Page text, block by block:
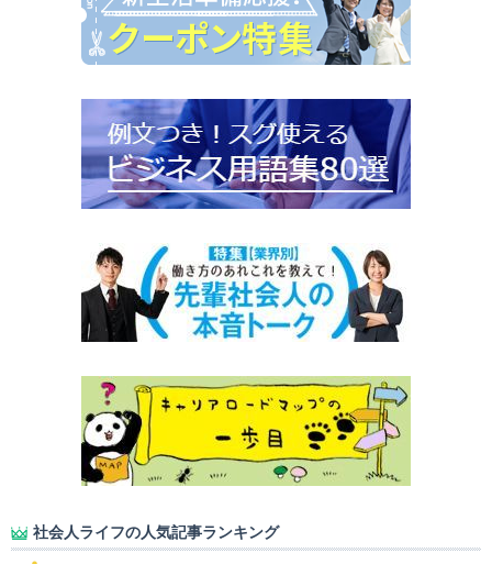
社会人ライフの人気記事ランキング